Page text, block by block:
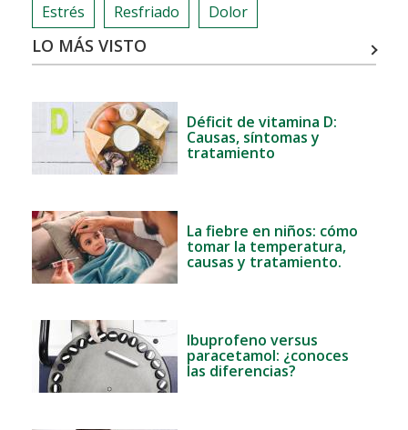
Estrés Resfriado Dolor
LO MÁS VISTO
Déficit de vitamina D:
Causas, síntomas y
tratamiento
La fiebre en niños: cómo
tomar la temperatura,
causas y tratamiento.
Ibuprofeno versus
paracetamol: ¿conoces
las diferencias?